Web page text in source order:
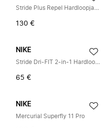
Stride Plus Repel Hardloopjack
130 €
NIKE
Stride Dri-FIT 2-in-1 Hardloopbroek
65 €
NIKE
Mercurial Superfly 11 Pro